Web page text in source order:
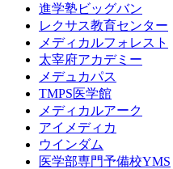
進学塾ビッグバン
レクサス教育センター
メディカルフォレスト
太宰府アカデミー
メデュカパス
TMPS医学館
メディカルアーク
アイメディカ
ウインダム
医学部専門予備校YMS